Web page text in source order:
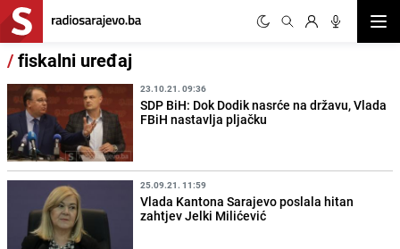
/fiskalni uređaj
23.10.21. 09:36
SDP BiH: Dok Dodik nasrće na državu, Vlada
FBiH nastavlja pljačku
25.09.21. 11:59
Vlada Kantona Sarajevo poslala hitan
zahtjev Jelki Milićević